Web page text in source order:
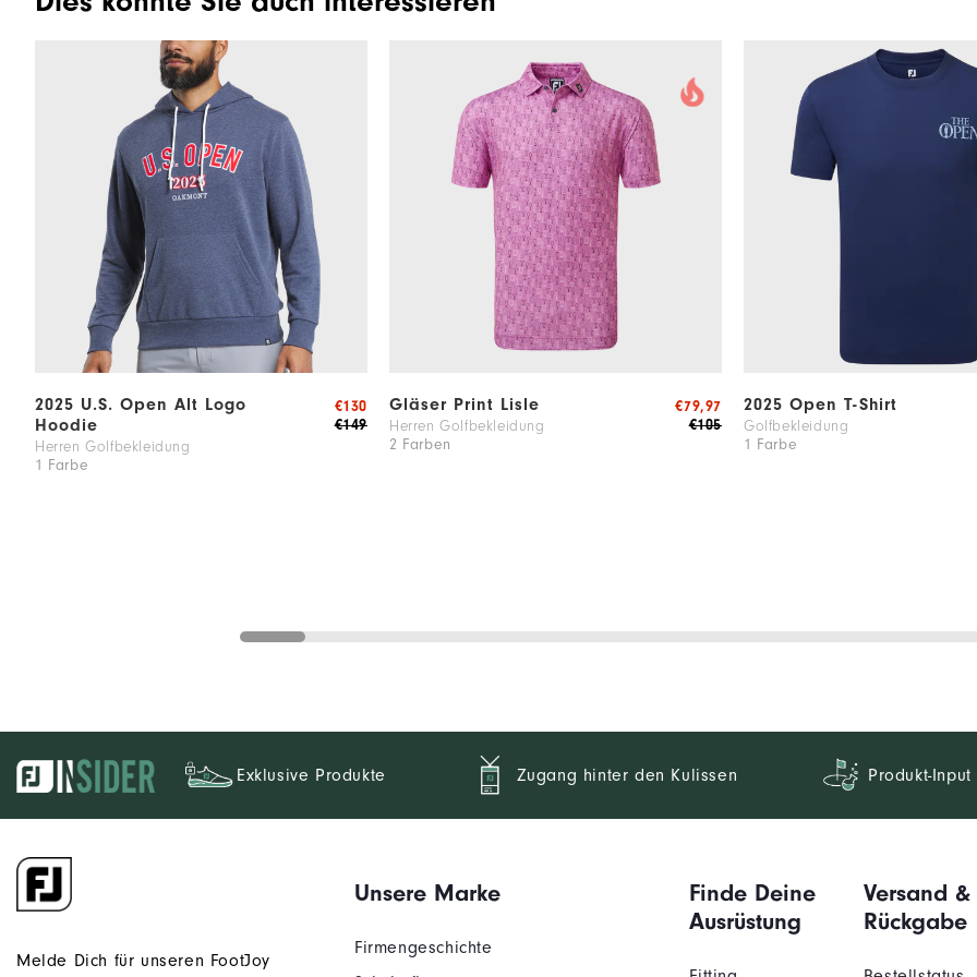
2025 U.S. Open Alt Logo
Hoodie
Herren Golfbekleidung
1 Farbe
€149
€130 Gläser Print Lisle
Herren Golfbekleidung
2 Farben
€105
€79,97 2025 Open T-Shirt
Golfbekleidung
1 Farbe
Exklusive Produkte Zugang hinter den Kulissen Produkt-Input
Melde Dich für unseren FootJoy
Unsere Marke
Firmengeschichte
Finde Deine
Ausrüstung
Versand &
Rückgabe